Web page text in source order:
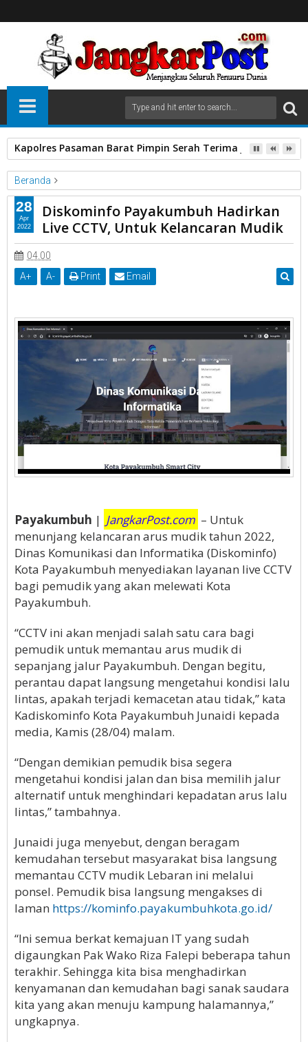
Kapolres Pasaman Barat Pimpin Serah Terima Jabatan PJU
Beranda
Diskominfo
Hadirkan Kota Payakumbuh
Live CCTV
Mudik
Diskominfo Payakumbuh Hadirkan Live CCTV, Untuk Kelancaran
Mudik
Diskominfo Payakumbuh Hadirkan
Live CCTV, Untuk Kelancaran Mudik
04.00
A+ A- Print Email
Payakumbuh | JangkarPost.com – Untuk
menunjang kelancaran arus mudik tahun 2022,
Dinas Komunikasi dan Informatika (Diskominfo)
Kota Payakumbuh menyediakan layanan live CCTV
bagi pemudik yang akan melewati Kota
Payakumbuh.
“CCTV ini akan menjadi salah satu cara bagi
pemudik untuk memantau arus mudik di
sepanjang jalur Payakumbuh. Dengan begitu,
perantau dapat langsung mengetahui kondisi lalu
lintas, apakah terjadi kemacetan atau tidak,” kata
Kadiskominfo Kota Payakumbuh Junaidi kepada
media, Kamis (28/04) malam.
“Dengan demikian pemudik bisa segera
mengetahui kondisi jalan dan bisa memilih jalur
alternatif untuk menghindari kepadatan arus lalu
lintas,” tambahnya.
Junaidi juga menyebut, dengan beragam
kemudahan tersebut masyarakat bisa langsung
memantau CCTV mudik Lebaran ini melalui
ponsel. Pemudik bisa langsung mengakses di
laman https://kominfo.payakumbuhkota.go.id/
“Ini semua berkat kemajuan IT yang sudah
digaungkan Pak Wako Riza Falepi beberapa tahun
terakhir. Sehingga kita bisa menghadirkan
kenyamanan dan kemudahan bagi sanak saudara
kita yang akan menuju kampung halamannya,”
ungkapnya.
28
Apr
2022